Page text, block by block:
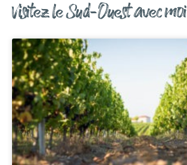
Visitez le Sud-Ouest avec moi